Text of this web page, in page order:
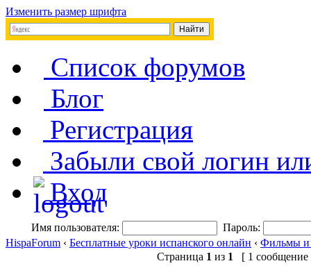
Изменить размер шрифта
Список форумов
Блог
Регистрация
Забыли свой логин
Вход
Имя пользователя:
Пароль:
HispaForum ‹ Бесплатные уроки испанского онлайн ‹ Фильмы и
Страница 1 из 1 [ 1 сообщение